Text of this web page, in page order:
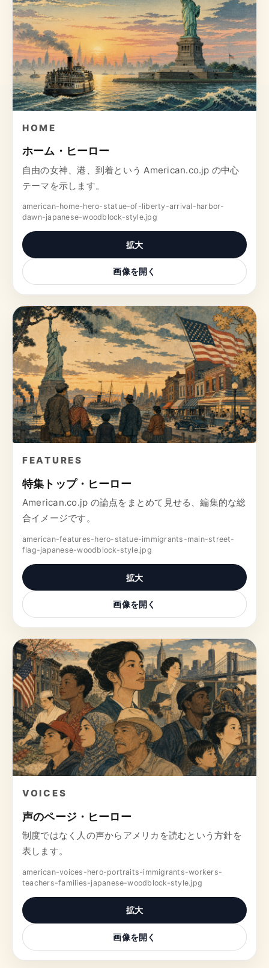
HOME
ホーム・ヒーロー
自由の女神、港、到着という American.co.jp の中心
テーマを示します。
american-home-hero-statue-of-liberty-arrival-harbor-
dawn-japanese-woodblock-style.jpg
拡大
画像を開く
FEATURES
特集トップ・ヒーロー
American.co.jp の論点をまとめて見せる、編集的な総
合イメージです。
american-features-hero-statue-immigrants-main-street-
flag-japanese-woodblock-style.jpg
拡大
画像を開く
VOICES
声のページ・ヒーロー
制度ではなく人の声からアメリカを読むという方針を
表します。
american-voices-hero-portraits-immigrants-workers-
teachers-families-japanese-woodblock-style.jpg
拡大
画像を開く